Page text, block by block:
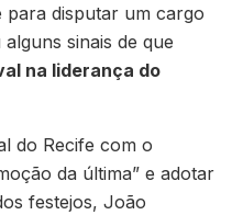
para disputar um cargo
sinais de que
na liderança do
do Recife com o
da última” e adotar
festejos, João